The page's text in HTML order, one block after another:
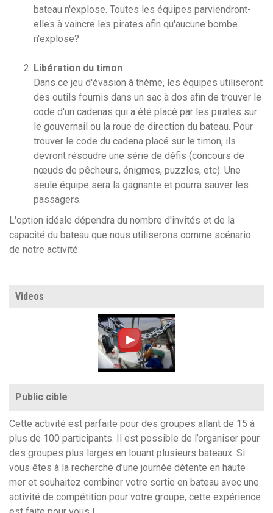
bateau n'explose. Toutes les équipes parviendront-
elles à vaincre les pirates afin qu'aucune bombe
n'explose?
Libération du timon
Dans ce jeu d'évasion à thème, les équipes utiliseront
des outils fournis dans un sac à dos afin de trouver le
code d'un cadenas qui a été placé par les pirates sur
le gouvernail ou la roue de direction du bateau. Pour
trouver le code du cadena placé sur le timon, ils
devront résoudre une série de défis (concours de
nœuds de pêcheurs, énigmes, puzzles, etc). Une
seule équipe sera la gagnante et pourra sauver les
passagers.
L'option idéale dépendra du nombre d'invités et de la
capacité du bateau que nous utiliserons comme scénario
de notre activité.
Videos
Public cible
Cette activité est parfaite pour des groupes allant de 15 à
plus de 100 participants. Il est possible de l’organiser pour
des groupes plus larges en louant plusieurs bateaux. Si
vous êtes à la recherche d’une journée détente en haute
mer et souhaitez combiner votre sortie en bateau avec une
activité de compétition pour votre groupe, cette expérience